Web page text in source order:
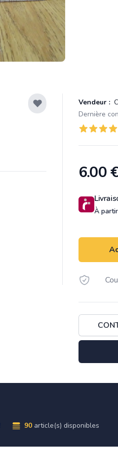
Vendeur :
Évaluations
2 sur 5
Product
6.00
À
90 article(s) disponibles